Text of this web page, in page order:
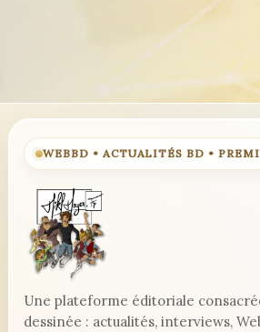
moi
pour
La
Fringale
WEBBD • ACTUALITÉS BD •
Une plateforme éditoriale
dessinée : actualités, interviews,